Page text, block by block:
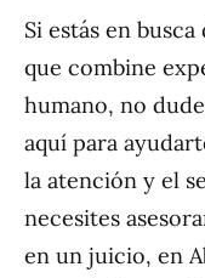
Si estás en
que combine
humano, no
aquí para
la atención y el
necesites
en un juicio, en